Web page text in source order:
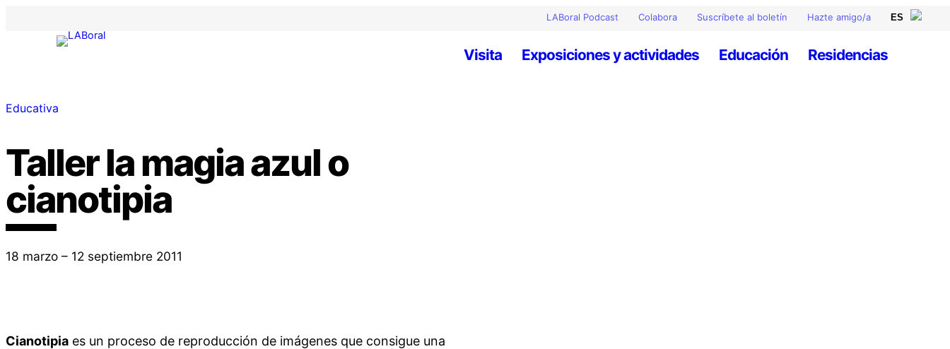
LABoral Podcast Colabora Suscríbete al boletín Hazte amigo/a
Visita Exposiciones y actividades Educación Residencias
Educativa
Taller la magia azul o
cianotipia
18 marzo – 12 septiembre 2011
Cianotipia es un proceso de reproducción de imágenes que consigue una